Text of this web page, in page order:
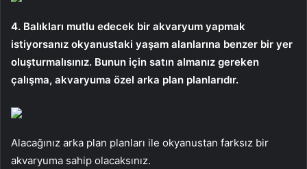
4. Balıkları mutlu edecek bir akvaryum yapmak
istiyorsanız okyanustaki yaşam alanlarına benzer bir yer
oluşturmalısınız. Bunun için satın almanız gereken
çalışma, akvaryuma özel arka plan planlarıdır.
Alacağınız arka plan planları ile okyanustan farksız bir
akvaryuma sahip olacaksınız.